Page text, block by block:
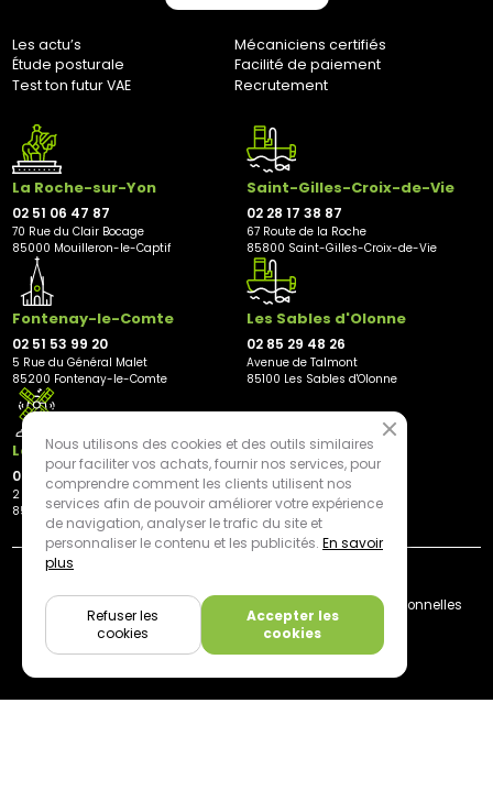
70 rue du Clair Bocage
85000, Mouilleron-Le-Captif
Les actu’s
Mécaniciens certifiés
Étude posturale
Facilité de paiement
Test ton futur VAE
Recrutement
La Roche-sur-Yon
02 51 06 47 87
70 Rue du Clair Bocage
85000 Mouilleron-le-Captif
Saint-Gilles-Croix-de-Vie
02 28 17 38 87
67 Route de la Roche
85800 Saint-Gilles-Croix-de-Vie
Fontenay-le-Comte
02 51 53 99 20
5 Rue du Général Malet
85200 Fontenay-le-Comte
Les Sables d'Olonne
02 85 29 48 26
Avenue de Talmont
85100 Les Sables d'Olonne
Les Herbiers
02 21 81 23 11
2 rue des Peupliers
85500 Les Herbiers
Livraison
Plan du site Mentions légales
Données personnelles
Cookies
Nous utilisons des cookies et des outils similaires
pour faciliter vos achats, fournir nos services, pour
comprendre comment les clients utilisent nos
services afin de pouvoir améliorer votre expérience
de navigation, analyser le trafic du site et
personnaliser le contenu et les publicités. En savoir
plus
Accepter les
cookies
Refuser les
cookies